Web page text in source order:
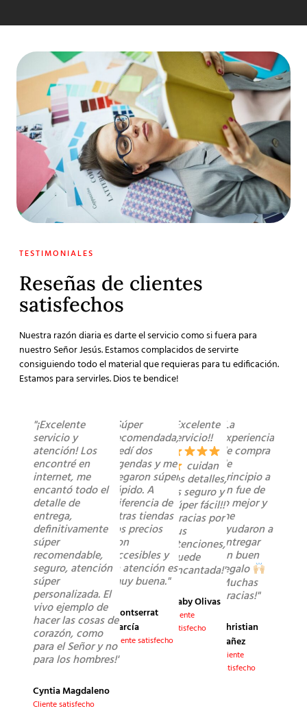
TESTIMONIALES
Reseñas de clientes
satisfechos
Nuestra razón diaria es darte el servicio como si fuera para
nuestro Señor Jesús. Estamos complacidos de servirte
consiguiendo todo el material que requieras para tu edificación.
Estamos para servirles. Dios te bendice!
"¡Excelente
servicio y
atención! Los
encontré en
internet, me
encantó todo el
detalle de
entrega,
definitivamente
súper
recomendable,
seguro, atención
súper
personalizada. El
vivo ejemplo de
hacer las cosas de
corazón, como
para el Señor y no
para los hombres!"
Cyntia Magdaleno
Cliente satisfecho
"Súper
recomendada,
pedí dos
agendas y me
llegaron súper
rápido. A
diferencia de
otras tiendas
los precios
son
accesibles y
la atención es
muy buena."
Montserrat
García
Cliente satisfecho
"Excelente
servicio!!
cuidan
los detalles,
es seguro y
súper fácil!!
Gracias por
sus
atenciones,
quede
encantada!"
Gaby Olivas
Cliente
satisfecho
"La
experiencia
de compra
de
principio a
fin fue de
lo mejor y
me
ayudaron a
entregar
un buen
regalo
Muchas
gracias!"
Christian
Yañez
Cliente
satisfecho